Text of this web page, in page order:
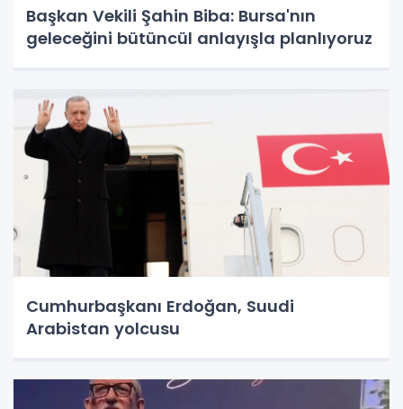
Başkan Vekili Şahin Biba: Bursa'nın
geleceğini bütüncül anlayışla planlıyoruz
Cumhurbaşkanı Erdoğan, Suudi
Arabistan yolcusu